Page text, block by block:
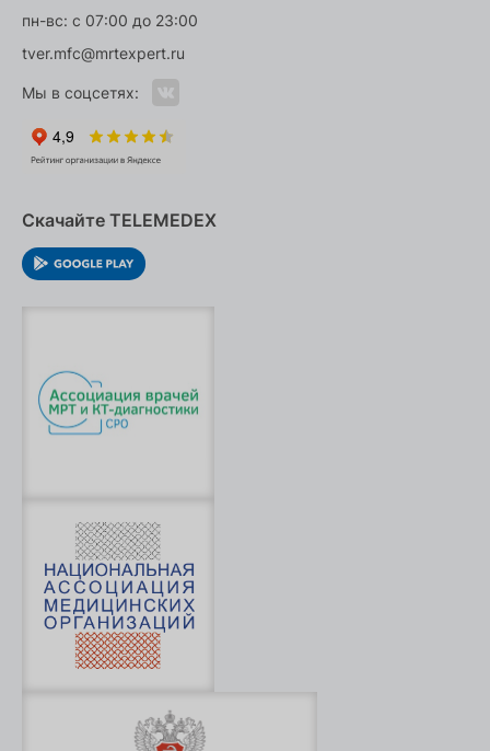
пн-вс: с 07:00 до 23:00
tver.mfc@mrtexpert.ru
Мы в соцсетях:
Скачайте TELEMEDEX